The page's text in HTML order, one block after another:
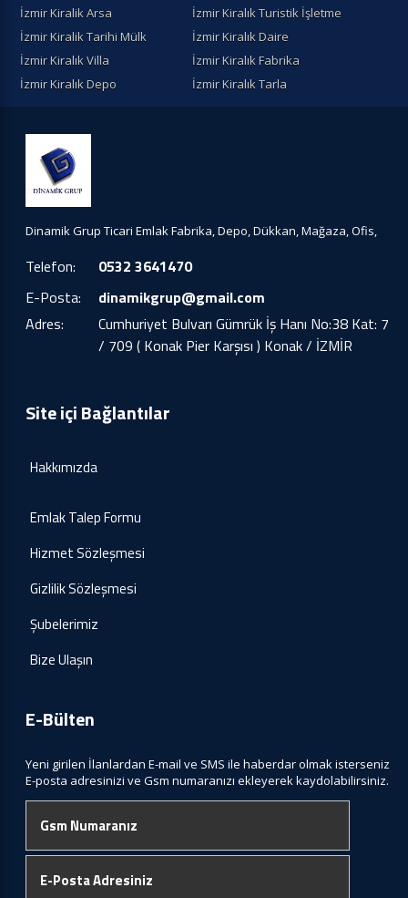
İzmir Kiralik Arsa
İzmir Kiralık Turistik İşletme
İzmir Kiralik Tarihi Mülk
İzmir Kiralık Daire
İzmir Kiralık Villa
İzmir Kiralık Fabrika
İzmir Kiralık Depo
İzmir Kiralık Tarla
Dinamik Grup Ticari Emlak Fabrika, Depo, Dükkan, Mağaza, Ofis,
Telefon:
0532 3641470
E-Posta:
dinamikgrup@gmail.com
Adres:
Cumhuriyet Bulvarı Gümrük İş Hanı No:38 Kat: 7
/ 709 ( Konak Pier Karşısı ) Konak / İZMİR
Site içi Bağlantılar
Hakkımızda
Emlak Talep Formu
Hizmet Sözleşmesi
Gizlilik Sözleşmesi
Şubelerimiz
Bize Ulaşın
E-Bülten
Yeni girilen İlanlardan E-mail ve SMS ile haberdar olmak isterseniz
E-posta adresinizi ve Gsm numaranızı ekleyerek kaydolabilirsiniz.